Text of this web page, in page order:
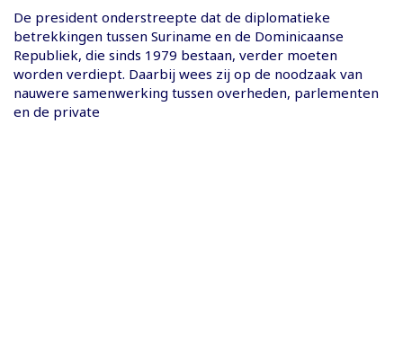
De president onderstreepte dat de diplomatieke
betrekkingen tussen Suriname en de Dominicaanse
Republiek, die sinds 1979 bestaan, verder moeten
worden verdiept. Daarbij wees zij op de noodzaak van
nauwere samenwerking tussen overheden, parlementen
en de private